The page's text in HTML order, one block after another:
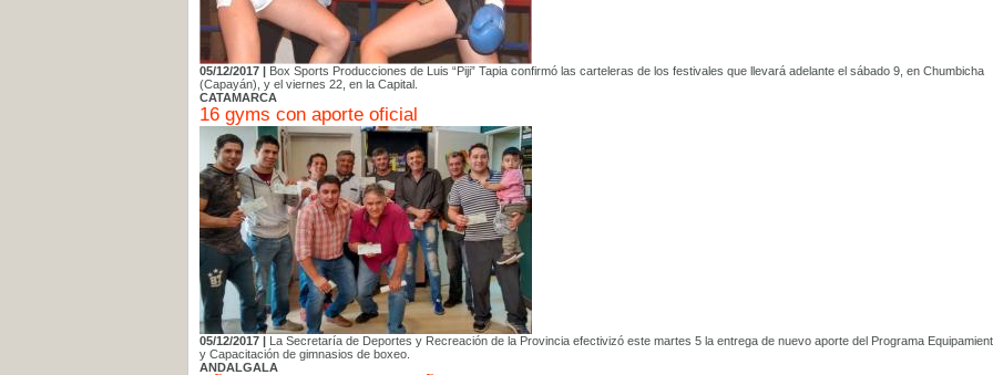
05/12/2017 | Box Sports Producciones de Luis “Piji” Tapia confirmó las carteleras de los festivales que llevará adelante el sábado 9, en Chumbicha
(Capayán), y el viernes 22, en la Capital.
CATAMARCA
16 gyms con aporte oficial
05/12/2017 | La Secretaría de Deportes y Recreación de la Provincia efectivizó este martes 5 la entrega de nuevo aporte del Programa
y Capacitación de gimnasios de boxeo.
ANDALGALA